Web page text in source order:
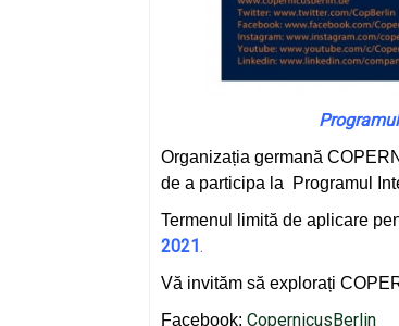
Organizația germană
de a participa la Programul
Termenul limită de aplicare
2021.
Vă invităm să explorați
Facebook: CopernicusBerlin